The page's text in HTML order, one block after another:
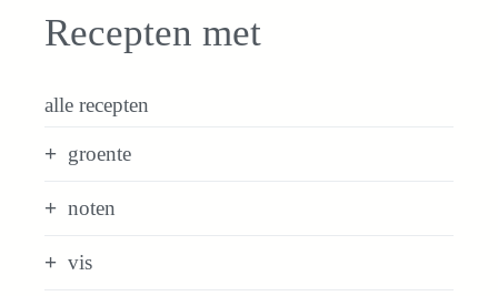
Recepten met
alle recepten
groente
noten
vis